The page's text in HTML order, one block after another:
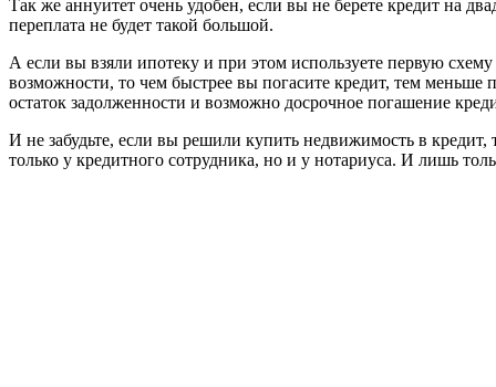
Так же аннуитет очень удобен, если вы не берете кредит на
переплата не будет такой большой.
А если вы взяли ипотеку и при этом используете первую
возможности, то чем быстрее вы погасите кредит, тем меньше
остаток задолженности и возможно досрочное погашение
И не забудьте, если вы решили купить недвижимость в кредит,
только у кредитного сотрудника, но и у нотариуса. И лишь